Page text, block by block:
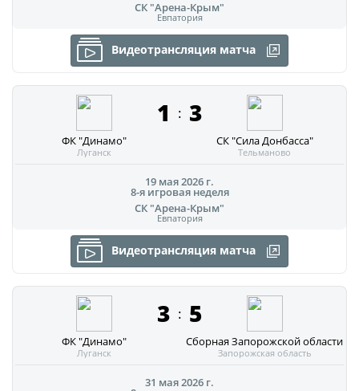
СК "Арена-Крым"
Евпатория
Видеотрансляция матча
ФК "Динамо"
Луганск
СК "Сила Донбасса"
Тельманово
1 : 3
19 мая 2026 г.
8-я игровая неделя
СК "Арена-Крым"
Евпатория
Видеотрансляция матча
ФК "Динамо"
Луганск
Сборная Запорожской области
Запорожская область
3 : 5
31 мая 2026 г.